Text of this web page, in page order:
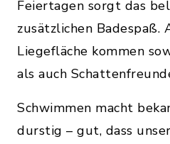
Feiertagen sorgt das
zusätzlichen Badespaß.
Liegefläche kommen
als auch
Schwimmen macht
durstig – gut, dass